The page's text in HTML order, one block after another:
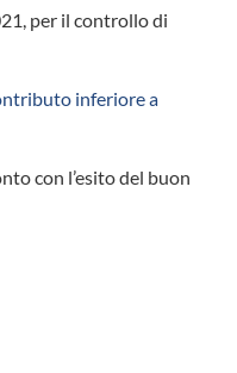
per il controllo di
inferiore a
con l’esito del buon